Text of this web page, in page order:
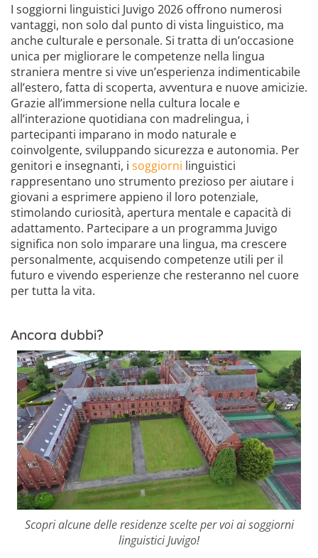
I soggiorni linguistici Juvigo 2026 offrono numerosi
vantaggi, non solo dal punto di vista linguistico, ma
anche culturale e personale. Si tratta di un’occasione
unica per migliorare le competenze nella lingua
straniera mentre si vive un’esperienza indimenticabile
all’estero, fatta di scoperta, avventura e nuove amicizie.
Grazie all’immersione nella cultura locale e
all’interazione quotidiana con madrelingua, i
partecipanti imparano in modo naturale e
coinvolgente, sviluppando sicurezza e autonomia. Per
genitori e insegnanti, i soggiorni linguistici
rappresentano uno strumento prezioso per aiutare i
giovani a esprimere appieno il loro potenziale,
stimolando curiosità, apertura mentale e capacità di
adattamento. Partecipare a un programma Juvigo
significa non solo imparare una lingua, ma crescere
personalmente, acquisendo competenze utili per il
futuro e vivendo esperienze che resteranno nel cuore
per tutta la vita.
Ancora dubbi?
Scopri alcune delle residenze scelte per voi ai soggiorni
linguistici Juvigo!